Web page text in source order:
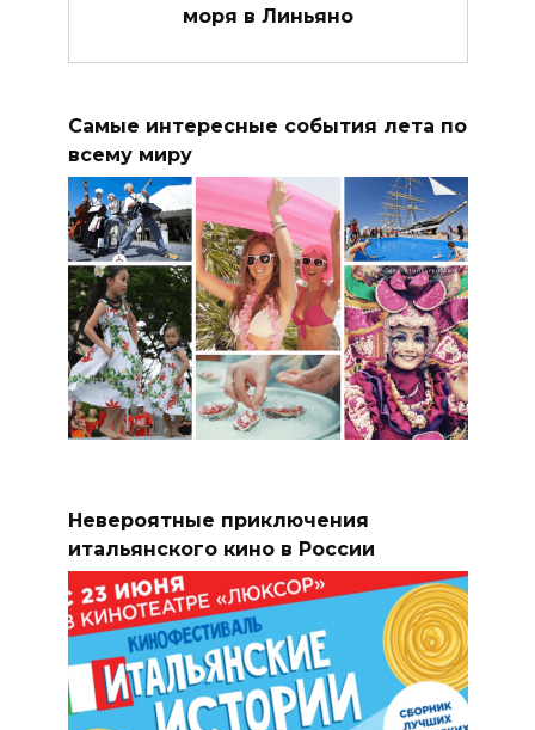
моря в Линьяно
Самые интересные события лета по
всему миру
Невероятные приключения
итальянского кино в России